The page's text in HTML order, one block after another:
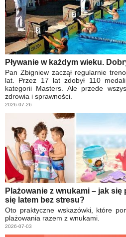
Pływanie w każdym wieku.
Pan Zbigniew zaczął regularnie
lat. Przez 17 lat zdobył 110
kategorii Masters. Ale przede
zdrowia i sprawności.
2026-07-26
Plażowanie z wnukami – jak
się latem bez stresu?
Oto praktyczne wskazówki, które
plażowania razem z wnukami.
2026-07-03